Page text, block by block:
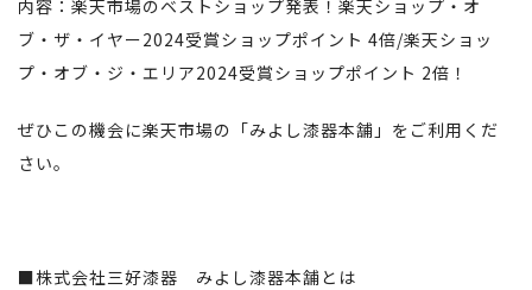
内容：楽天市場のベスト ショップ発表！楽天ショップ ・ オ
ブ ・ ザ ・ イヤー2024受賞ショップポイント 4倍/楽天ショッ
プ ・ オブ ・ジ・エリア2024受賞ショップポイ ント 2倍！
ぜひこの機会に楽天市場の「みよし漆器本舗」をご利用くだ
さい。
■株式会社三好漆器 みよし漆器本舗とは